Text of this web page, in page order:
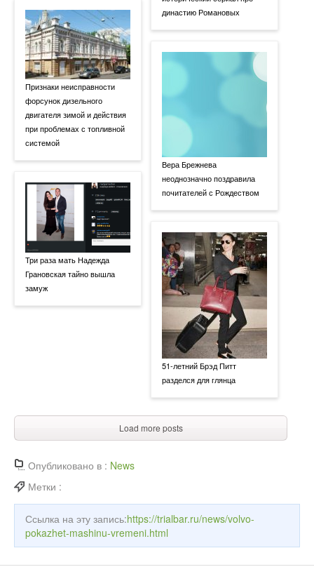
Признаки неисправности
форсунок дизельного
двигателя зимой и действия
при проблемах с топливной
системой
Три раза мать Надежда
Грановская тайно вышла
замуж
династию Романовых
Вера Брежнева
неоднозначно поздравила
почитателей с Рождеством
51-летний Брэд Питт
разделся для глянца
Load more posts
Опубликовано в : News
Метки :
Ссылка на эту запись:https://trialbar.ru/news/volvo-
pokazhet-mashinu-vremeni.html